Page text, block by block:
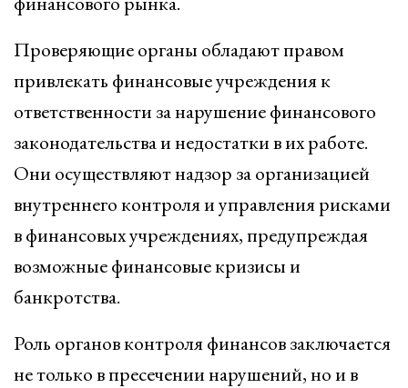
Проверяющие органы обладают правом
привлекать финансовые учреждения к
ответственности за нарушение финансового
законодательства и недостатки в их работе.
Они осуществляют надзор за организацией
внутреннего контроля и управления рисками
в финансовых учреждениях, предупреждая
возможные финансовые кризисы и
банкротства.
Роль органов контроля финансов заключается
не только в пресечении нарушений, но и в